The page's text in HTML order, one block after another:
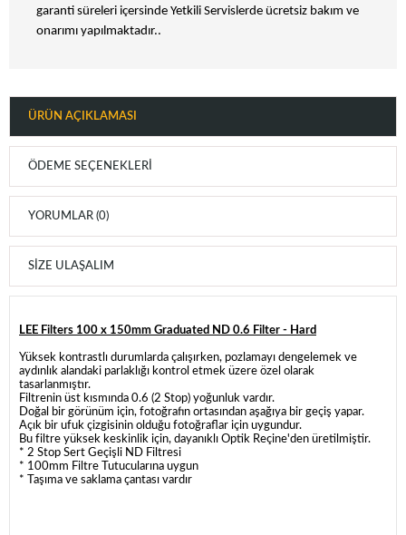
garanti süreleri içersinde Yetkili Servislerde ücretsiz bakım ve
onarımı yapılmaktadır..
ÜRÜN AÇIKLAMASI
ÖDEME SEÇENEKLERI
YORUMLAR (0)
SIZE ULAŞALIM
LEE Filters 100 x 150mm Graduated ND 0.6 Filter - Hard
Yüksek kontrastlı durumlarda çalışırken, pozlamayı dengelemek ve
aydınlık alandaki parlaklığı kontrol etmek üzere özel olarak
tasarlanmıştır.
Filtrenin üst kısmında 0.6 (2 Stop) yoğunluk vardır.
Doğal bir görünüm için, fotoğrafın ortasından aşağıya bir geçiş yapar.
Açık bir ufuk çizgisinin olduğu fotoğraflar için uygundur.
Bu filtre yüksek keskinlik için, dayanıklı Optik Reçine'den üretilmiştir.
* 2 Stop Sert Geçişli ND Filtresi
* 100mm Filtre Tutucularına uygun
* Taşıma ve saklama çantası vardır